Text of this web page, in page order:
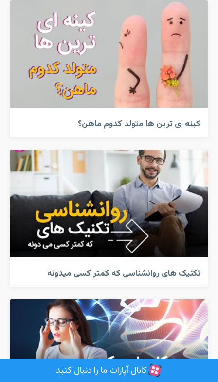
کینه ای ترین ها متولد کدوم ماهن؟
تکنیک های روانشناسی که کمتر کسی میدونه
کانال آپارات ما را دنبال کنید